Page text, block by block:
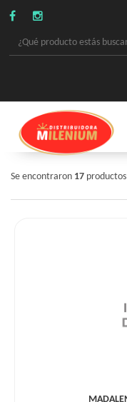
GALLETAS
BUDINES Y
Se encontraron 17 productos